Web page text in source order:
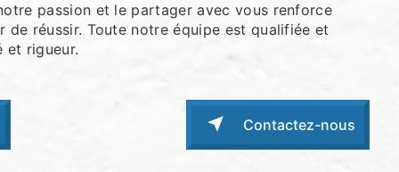
passion et le partager avec vous renforce
de réussir. Toute notre équipe est qualifiée et
et rigueur.
Contactez-nous